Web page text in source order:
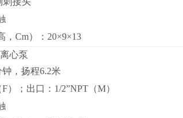
，Cm）：20×9×13
心泵
，扬程6.2米
）；出口：1/2”NPT（M）